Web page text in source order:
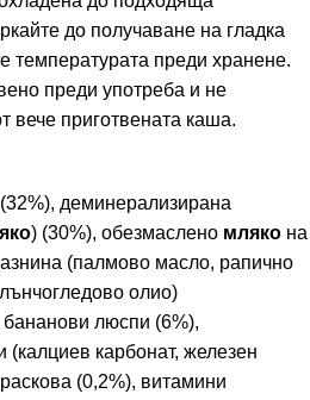
до получаване на гладка
температурата преди хранене.
преди употреба и не
вече приготвената каша.
деминерализирана
) (30%), обезмаслено мляко на
(палмово масло, рапично
олио)
бананови люспи (6%),
карбонат, железен
(0,2%), витамини